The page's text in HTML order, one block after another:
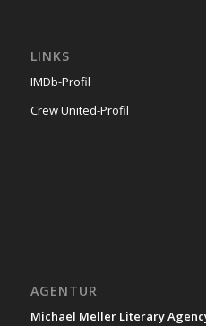
LINKS
IMDb-Profil
Crew United-Profil
AGENTUR
Michael Meller Literary